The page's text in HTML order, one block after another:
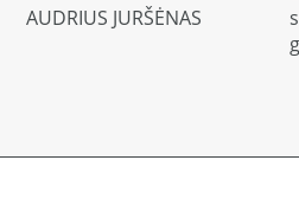
AUDRIUS JURŠĖNAS